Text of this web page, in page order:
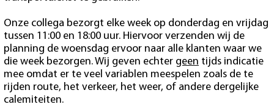
Onze collega bezorgt elke week op donderdag en vrijdag
tussen 11:00 en 18:00 uur. Hiervoor verzenden wij de
planning de woensdag ervoor naar alle klanten waar we
die week bezorgen. Wij geven echter geen tijds indicatie
mee omdat er te veel variablen meespelen zoals de te
rijden route, het verkeer, het weer, of andere dergelijke
calemiteiten.